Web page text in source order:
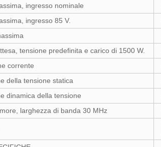
ingresso nominale
ingresso 85 V.
tensione predefinita e carico di 1500 W.
corrente
della tensione statica
dinamica della tensione
larghezza di banda 30 MHz